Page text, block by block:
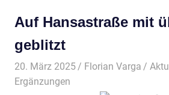
Auf Hansastraße mit
geblitzt
20. März 2025 Florian Varga
Ergänzungen